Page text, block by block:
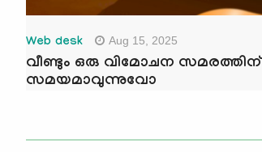
Web desk Aug 15, 2025
വീണ്ടും ഒരു വിമോചന സമരത്തിന്
സമയമാവുന്നുവോ